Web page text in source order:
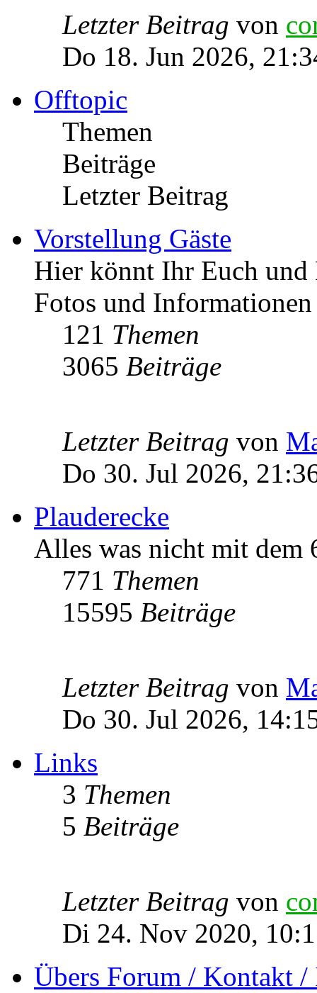
Letzter Beitrag von
Do 18. Jun 2026,
Offtopic
Themen
Beiträge
Letzter Beitrag
Vorstellung Gäste
Hier könnt Ihr Euch und
Fotos und Informationen
121 Themen
3065 Beiträge
Letzter Beitrag von
Do 30. Jul 2026,
Plauderecke
Alles was nicht mit dem
771 Themen
15595 Beiträge
Letzter Beitrag von
Do 30. Jul 2026,
Links
3 Themen
5 Beiträge
Letzter Beitrag von
Di 24. Nov 2020,
Übers Forum / Kontakt /